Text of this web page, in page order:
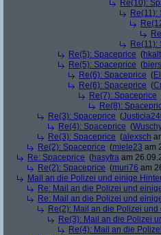
Re(10):
Re(11):
Re(11):
Re(5): Spaceprice (hkalt
Re(5): Spaceprice (
Re(6): Spaceprice (
Re(6): Spaceprice (
Re(7): Spaceprice
Re(8):
Re(3): Spaceprice (
Re(4): Spaceprice (
Re(3): Spaceprice (alexsch
Re(2): Spaceprice (miele23 am
Re: Spaceprice (hasyfra am
Re(2): Spaceprice (muri76 am
Mail an die Polizei und einige
Re: Mail an die Polizei und
Re: Mail an die Polizei und
Re(2): Mail an die Polizei
Re(3): Mail an die Polizei
Re(4): Mail an die